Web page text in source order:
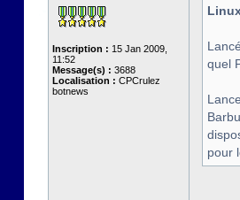
Inscription : 15 Jan 2009,
11:52
Message(s) : 3688
Localisation : CPCrulez
botnews
quel
pour